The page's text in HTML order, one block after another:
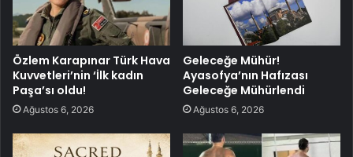
Özlem Karapınar Türk Hava
Kuvvetleri’nin ‘İlk kadın
Paşa’sı oldu!
Ağustos 6, 2026
Geleceğe Mühür!
Ayasofya’nın Hafızası
Geleceğe Mühürlendi
Ağustos 6, 2026